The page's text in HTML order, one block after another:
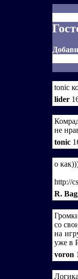
tonic
lider
не
tonic
о
http://
R.
со
на
уже в
voron